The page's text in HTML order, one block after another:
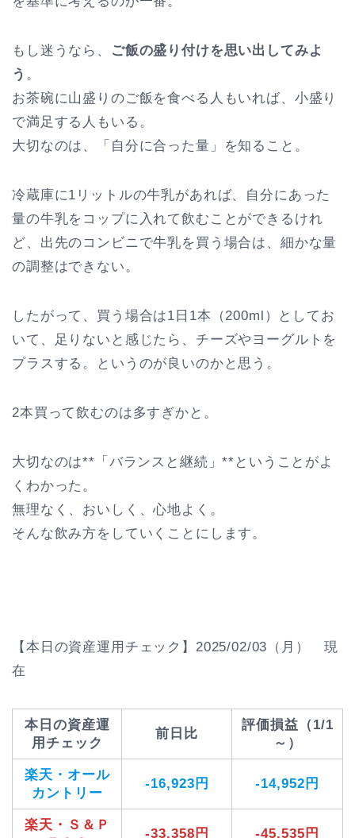
もし迷うなら、
ご飯の盛り付けを思い出してみよ
う 。
お茶碗に山盛りのご飯を食べる人もいれば、小盛り
で満足する人もいる。
大切なのは、「自分に合った量」を知ること。
冷蔵庫に1リットルの牛乳があれば、自分にあった
量の牛乳をコップに入れて飲むことができるけれ
ど、出先のコンビニで牛乳を買う場合は、細かな量
の調整はできない。
したがって、買う場合は1日1本（200ml）としてお
いて、足りないと感じたら、チーズやヨーグルトを
プラスする。というのが良いのかと思う。
2本買って飲むのは多すぎかと。
大切なのは**「バランスと継続」**ということがよ
くわかった。
無理なく、おいしく、心地よく。
そんな飲み方をしていくことにします。
【本日の資産運用チェック】2025/02/03（月） 現
在
本日の資産運
用チェック
前日比
評価損益（1/1
～）
楽天・オール
カントリー
-16,923円 -14,952円
楽天・Ｓ＆Ｐ
-33,358円 -45,535円